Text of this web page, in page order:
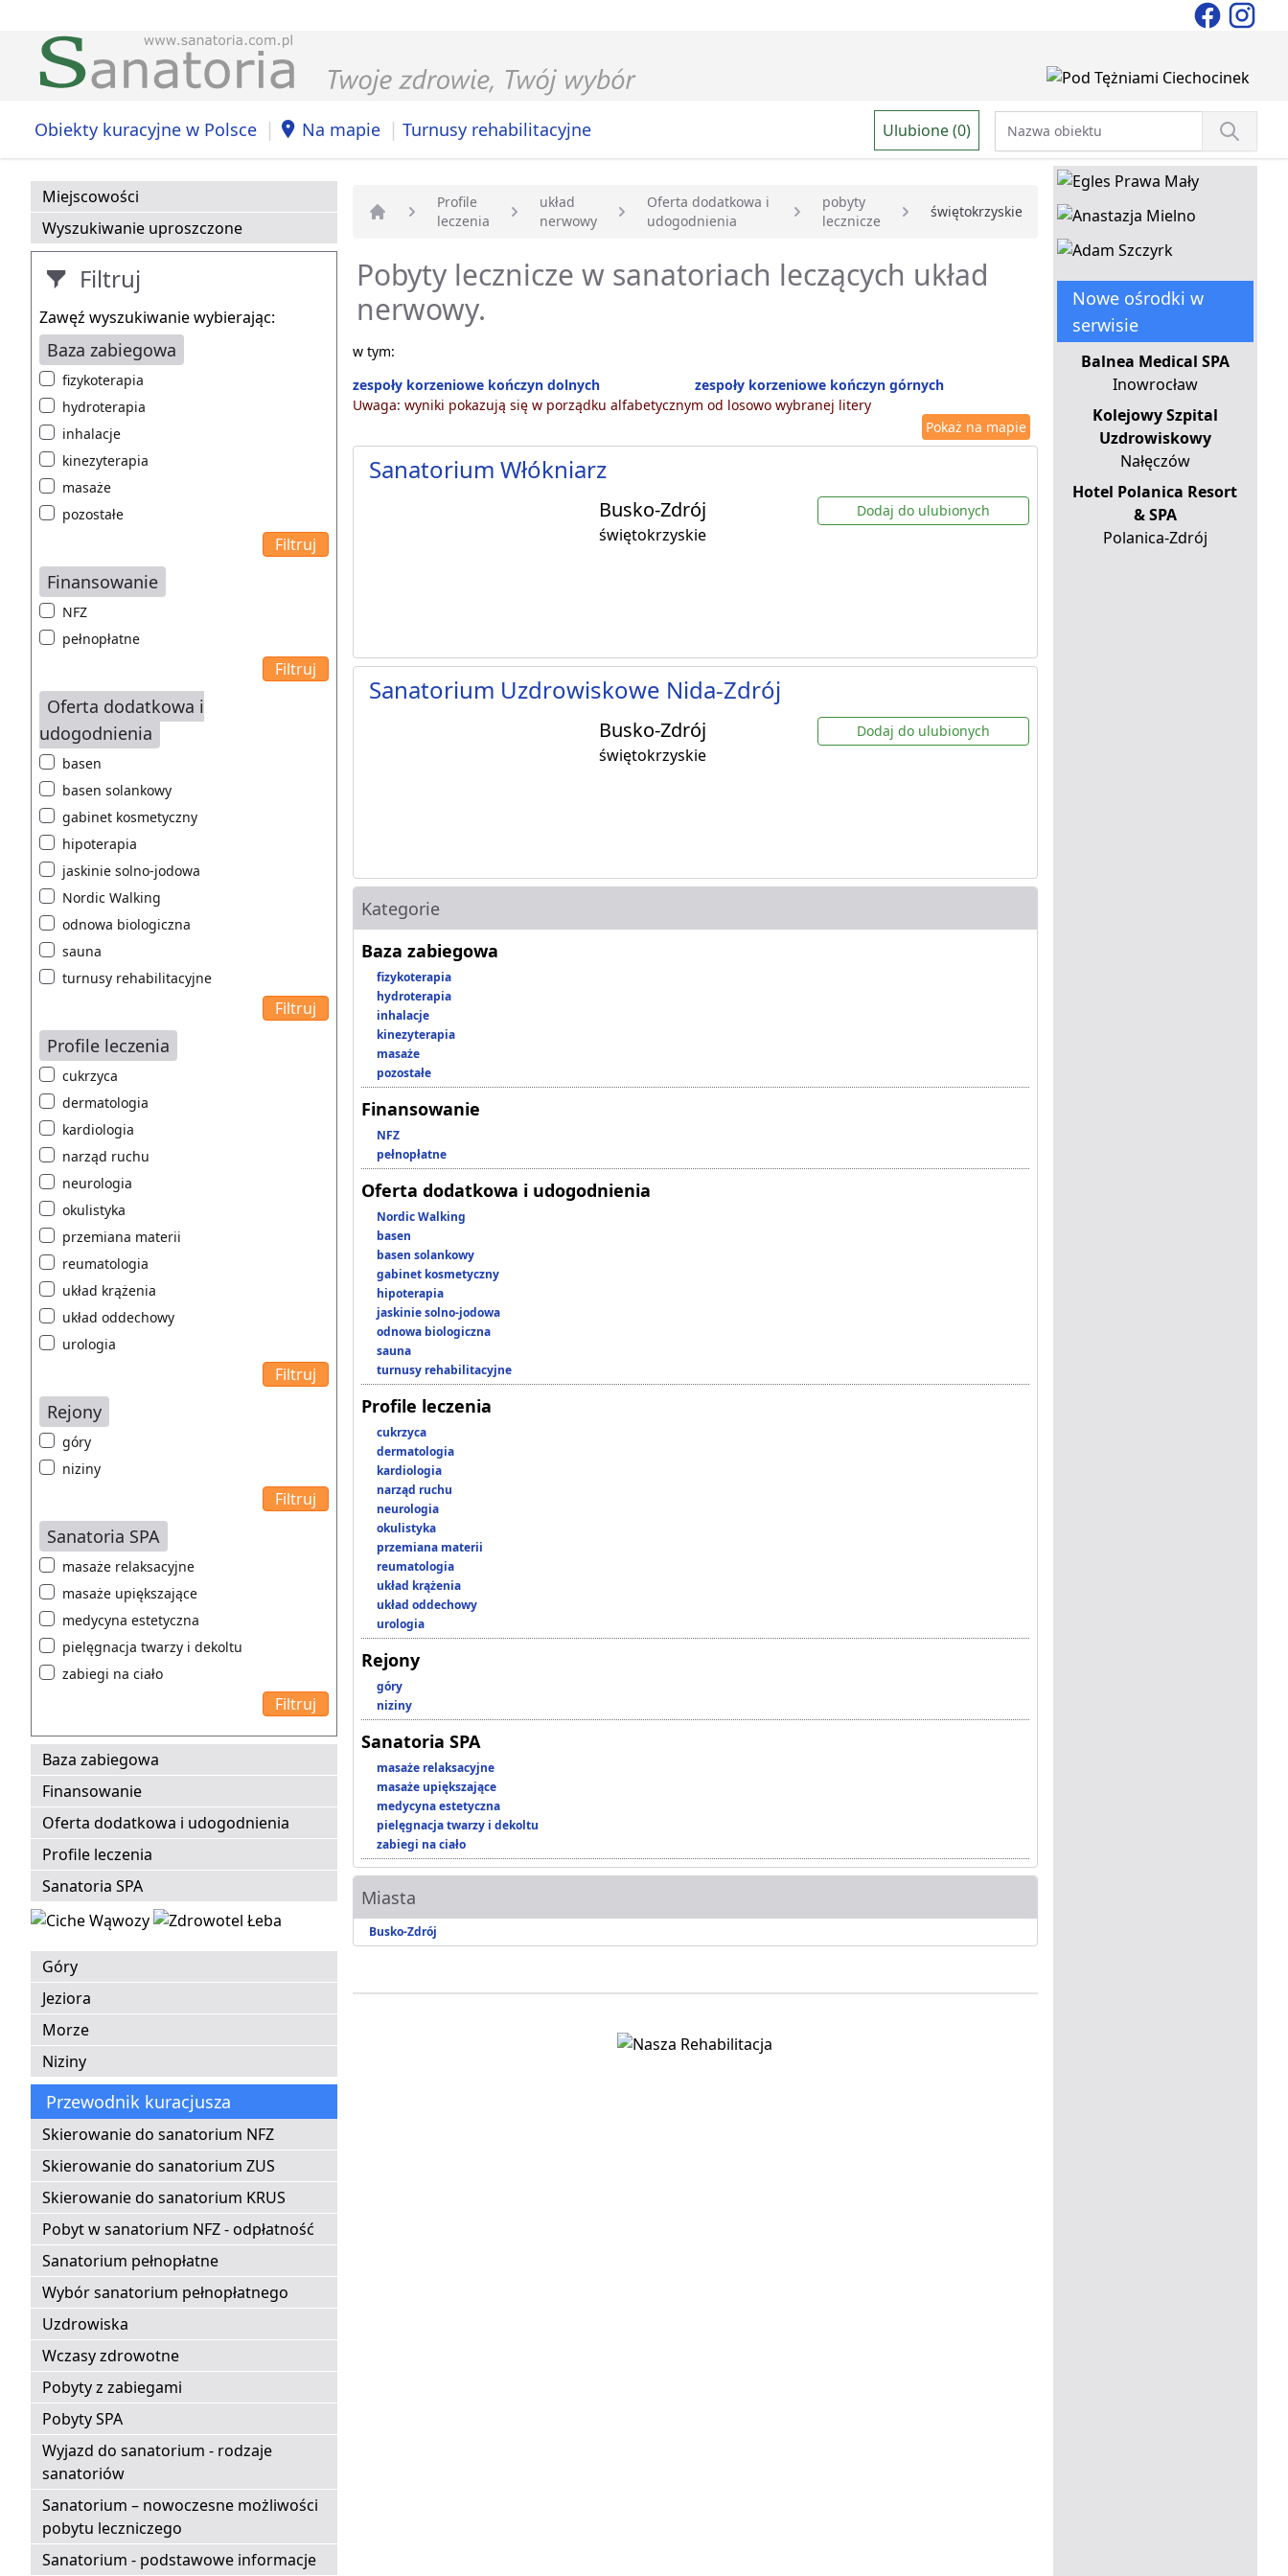
Obiekty kuracyjne w Polsce | Na mapie | Turnusy rehabilitacyjne Ulubione (0)
Miejscowości
Wyszukiwanie uproszczone
Filtruj
Zawęź wyszukiwanie wybierając:
Baza zabiegowa
fizykoterapia
hydroterapia
inhalacje
kinezyterapia
masaże
pozostałe
Finansowanie
NFZ
pełnopłatne
Oferta dodatkowa i
udogodnienia
basen
basen solankowy
gabinet kosmetyczny
hipoterapia
jaskinie solno-jodowa
Nordic Walking
odnowa biologiczna
sauna
turnusy rehabilitacyjne
Profile leczenia
cukrzyca
dermatologia
kardiologia
narząd ruchu
neurologia
okulistyka
przemiana materii
reumatologia
układ krążenia
układ oddechowy
urologia
Rejony
góry
niziny
Sanatoria SPA
masaże relaksacyjne
masaże upiększające
medycyna estetyczna
pielęgnacja twarzy i dekoltu
zabiegi na ciało
Baza zabiegowa
Finansowanie
Oferta dodatkowa i udogodnienia
Profile leczenia
Sanatoria SPA
Góry
Jeziora
Morze
Niziny
Przewodnik kuracjusza
Skierowanie do sanatorium NFZ
Skierowanie do sanatorium ZUS
Skierowanie do sanatorium KRUS
Pobyt w sanatorium NFZ - odpłatność
Sanatorium pełnopłatne
Wybór sanatorium pełnopłatnego
Uzdrowiska
Wczasy zdrowotne
Pobyty z zabiegami
Pobyty SPA
Wyjazd do sanatorium - rodzaje
sanatoriów
Sanatorium – nowoczesne możliwości
pobytu leczniczego
Sanatorium - podstawowe informacje
Strona główna
Profile
leczenia
układ
nerwowy
Oferta dodatkowa i
udogodnienia
pobyty
lecznicze
świętokrzyskie
Pobyty lecznicze w sanatoriach leczących układ
nerwowy.
w tym:
zespoły korzeniowe kończyn dolnych
zespoły korzeniowe kończyn górnych
Uwaga: wyniki pokazują się w porządku alfabetycznym od losowo wybranej litery
Pokaż na mapie
Sanatorium Włókniarz
Busko-Zdrój
świętokrzyskie
Dodaj do ulubionych
Sanatorium Uzdrowiskowe Nida-Zdrój
Busko-Zdrój
świętokrzyskie
Dodaj do ulubionych
Kategorie
Baza zabiegowa
fizykoterapia
hydroterapia
inhalacje
kinezyterapia
masaże
pozostałe
Finansowanie
NFZ
pełnopłatne
Oferta dodatkowa i udogodnienia
Nordic Walking
basen
basen solankowy
gabinet kosmetyczny
hipoterapia
jaskinie solno-jodowa
odnowa biologiczna
sauna
turnusy rehabilitacyjne
Profile leczenia
cukrzyca
dermatologia
kardiologia
narząd ruchu
neurologia
okulistyka
przemiana materii
reumatologia
układ krążenia
układ oddechowy
urologia
Rejony
góry
niziny
Sanatoria SPA
masaże relaksacyjne
masaże upiększające
medycyna estetyczna
pielęgnacja twarzy i dekoltu
zabiegi na ciało
Miasta
Busko-Zdrój
Nowe ośrodki w
serwisie
Balnea Medical SPA
Inowrocław
Kolejowy Szpital
Uzdrowiskowy
Nałęczów
Hotel Polanica Resort
& SPA
Polanica-Zdrój